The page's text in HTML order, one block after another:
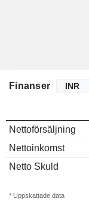
Finanser
Nettoförsäljning
Nettoinkomst
Netto Skuld
* Uppskattade data